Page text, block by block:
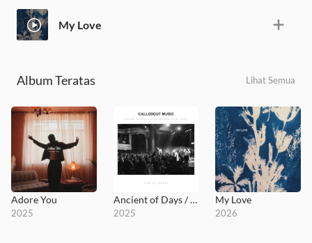
My Love
Album Teratas Lihat Semua
Adore You
2025
Ancient of Days / Open The Eyes of My Heart
2025
My Love
2026